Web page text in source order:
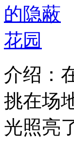
介绍：
挑在场
光照亮